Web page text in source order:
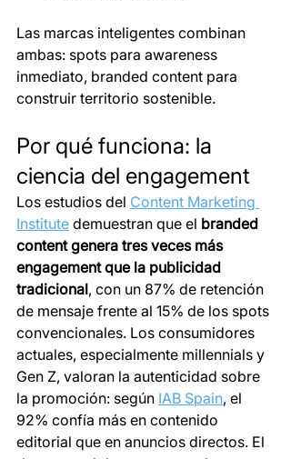
Las marcas inteligentes combinan
ambas: spots para awareness
inmediato, branded content para
construir territorio sostenible.
Por qué funciona: la
ciencia del engagement
Los estudios del Content Marketing
Institute demuestran que el branded
content genera tres veces más
engagement que la publicidad
tradicional, con un 87% de retención
de mensaje frente al 15% de los spots
convencionales. Los consumidores
actuales, especialmente millennials y
Gen Z, valoran la autenticidad sobre
la promoción: según IAB Spain, el
92% confía más en contenido
editorial que en anuncios directos. El